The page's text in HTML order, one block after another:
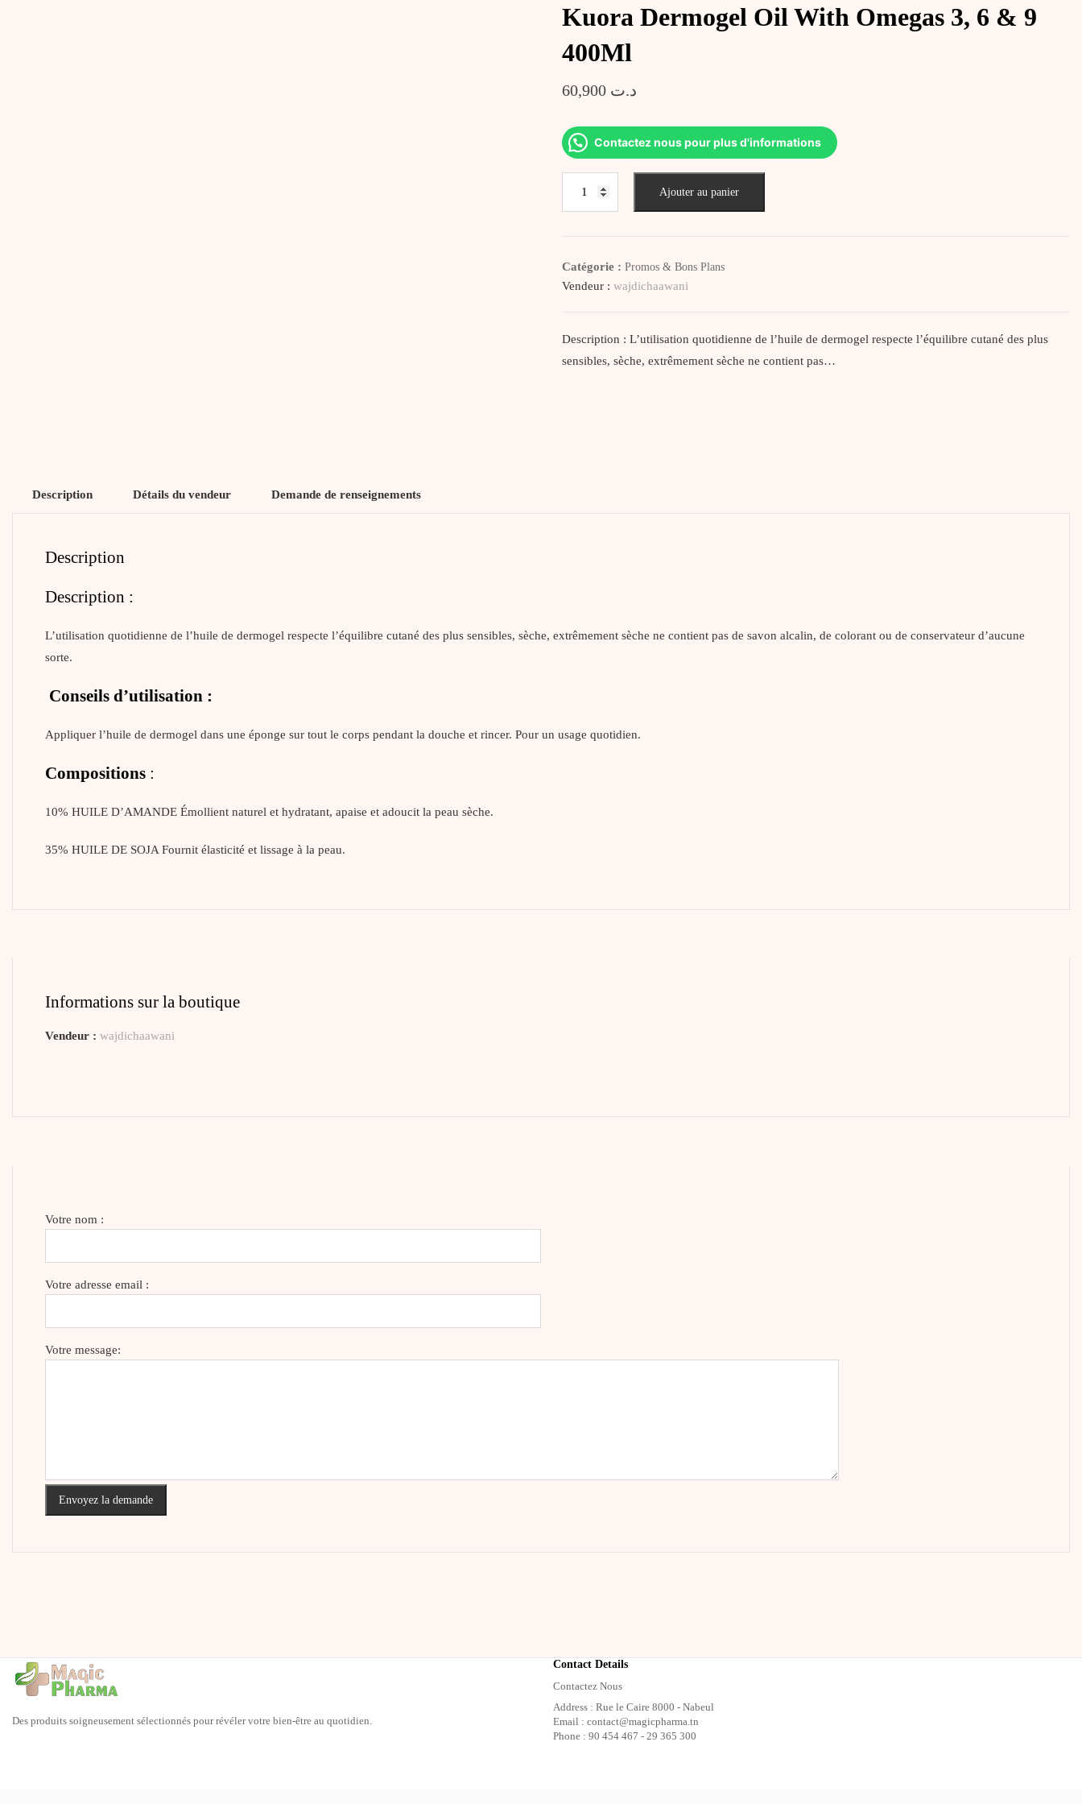
Kuora Dermogel Oil With Omegas 3, 6 & 9
400Ml
د.ت
Contactez nous pour plus d'informations
With
6
Ajouter au panier
Catégorie :Promos & Bons Plans
Vendeur :wajdichaawani
Description : L’utilisation quotidienne de l’huile de dermogel respecte l’équilibre cutané des plus
sensibles, sèche, extrêmement sèche ne contient pas…
Description Détails du vendeur Demande de renseignements
Description
Description :
L’utilisation quotidienne de l’huile de dermogel respecte l’équilibre cutané des plus sensibles, sèche, extrêmement sèche ne contient pas de savon alcalin, de colorant ou de conservateur d’aucune
sorte.
Conseils d’utilisation :
Appliquer l’huile de dermogel dans une éponge sur tout le corps pendant la douche et rincer. Pour un usage quotidien.
Compositions :
10% HUILE D’AMANDE Émollient naturel et hydratant, apaise et adoucit la peau sèche.
35% HUILE DE SOJA Fournit élasticité et lissage à la peau.
Informations sur la boutique
Vendeur : wajdichaawani
Votre nom :
Votre adresse email :
Votre message:
Envoyez la demande
Des produits soigneusement sélectionnés pour révéler votre bien-être au quotidien.
Contact Details
Contactez Nous
Address : Rue le Caire 8000 - Nabeul
Email : contact@magicpharma.tn
Phone : 90 454 467 - 29 365 300